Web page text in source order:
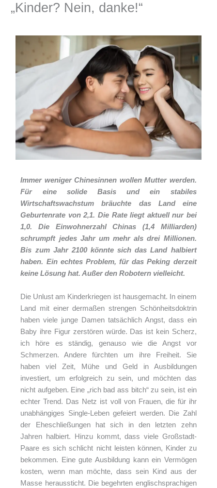
„Kinder? Nein, danke!“
Immer weniger Chinesinnen wollen Mutter werden.
Für eine solide Basis und ein stabiles
Wirtschaftswachstum bräuchte das Land eine
Geburtenrate von 2,1. Die Rate liegt aktuell nur bei
1,0. Die Einwohnerzahl Chinas (1,4 Milliarden)
schrumpft jedes Jahr um mehr als drei Millionen.
Bis zum Jahr 2100 könnte sich das Land halbiert
haben. Ein echtes Problem, für das Peking derzeit
keine Lösung hat. Außer den Robotern vielleicht.
Die Unlust am Kinderkriegen ist hausgemacht. In einem
Land mit einer dermaßen strengen Schönheitsdoktrin
haben viele junge Damen tatsächlich Angst, dass ein
Baby ihre Figur zerstören würde. Das ist kein Scherz,
ich höre es ständig, genauso wie die Angst vor
Schmerzen. Andere fürchten um ihre Freiheit. Sie
haben viel Zeit, Mühe und Geld in Ausbildungen
investiert, um erfolgreich zu sein, und möchten das
nicht aufgeben. Eine „rich bad ass bitch“ zu sein, ist ein
echter Trend. Das Netz ist voll von Frauen, die für ihr
unabhängiges Single-Leben gefeiert werden. Die Zahl
der Eheschließungen hat sich in den letzten zehn
Jahren halbiert. Hinzu kommt, dass viele Großstadt-
Paare es sich schlicht nicht leisten können, Kinder zu
bekommen. Eine gute Ausbildung kann ein Vermögen
kosten, wenn man möchte, dass sein Kind aus der
Masse heraussticht. Die begehrten englischsprachigen